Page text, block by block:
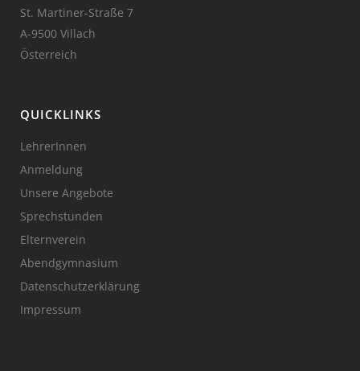
St. Martiner-Straße 7
A-9500 Villach
Österreich
QUICKLINKS
LehrerInnen
Anmeldung
Unsere Angebote
Sprechstunden
Elternverein
Abendgymnasium
Datenschutzerklärung
Impressum